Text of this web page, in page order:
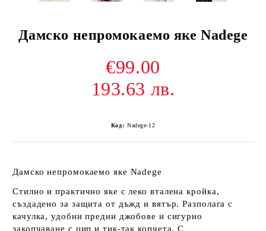
Дамско непромокаемо яке Nadege
€99.00
193.63 лв.
Код: Nadege-12
Дамско непромокаемо яке Nadege
Стилно и практично яке с леко вталена кройка,
създадено за защита от дъжд и вятър. Разполага с
качулка, удобни предни джобове и сигурно
закопчаване с цип и тик-так копчета. С